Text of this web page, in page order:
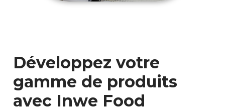
Développez votre
gamme de produits
avec Inwe Food